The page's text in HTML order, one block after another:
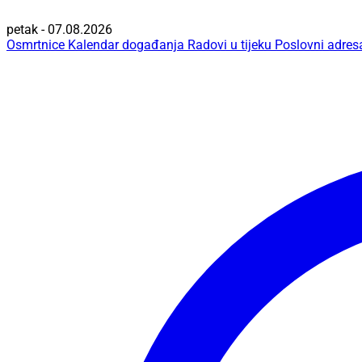
petak - 07.08.2026
Osmrtnice Kalendar događanja Radovi u tijeku Poslovni